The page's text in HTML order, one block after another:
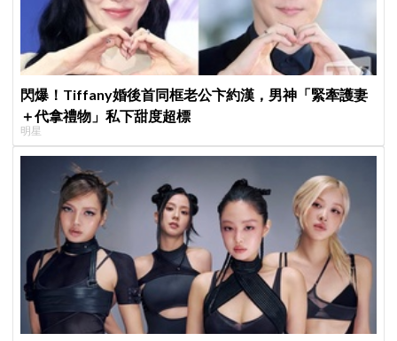
閃爆！Tiffany婚後首同框老公卞約漢，男神「緊牽護妻
＋代拿禮物」私下甜度超標
明星